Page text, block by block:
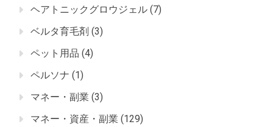
ヘアトニックグロウジェル (7)
ベルタ育毛剤 (3)
ペット用品 (4)
ペルソナ (1)
マネー・副業 (3)
マネー・資産・副業 (129)